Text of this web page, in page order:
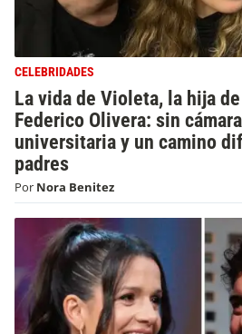
CELEBRIDADES
La vida de Violeta, la hija
Federico Olivera: sin
universitaria y un camino
padres
Por Nora Benitez